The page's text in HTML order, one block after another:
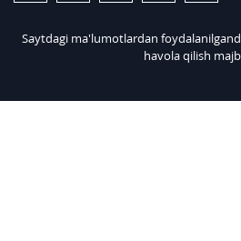
Saytdagi ma'lumotlardan
havola qilish